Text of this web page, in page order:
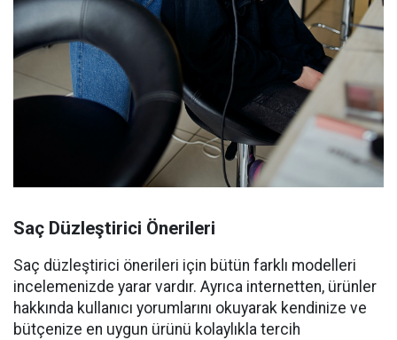
Saç Düzleştirici Önerileri
Saç düzleştirici önerileri için bütün farklı modelleri
incelemenizde yarar vardır. Ayrıca internetten, ürünler
hakkında kullanıcı yorumlarını okuyarak kendinize ve
bütçenize en uygun ürünü kolaylıkla tercih